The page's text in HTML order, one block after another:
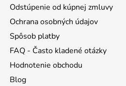
Odstúpenie od kúpnej zmluvy
Ochrana osobných údajov
Spôsob platby
FAQ - Často kladené otázky
Hodnotenie obchodu
Blog